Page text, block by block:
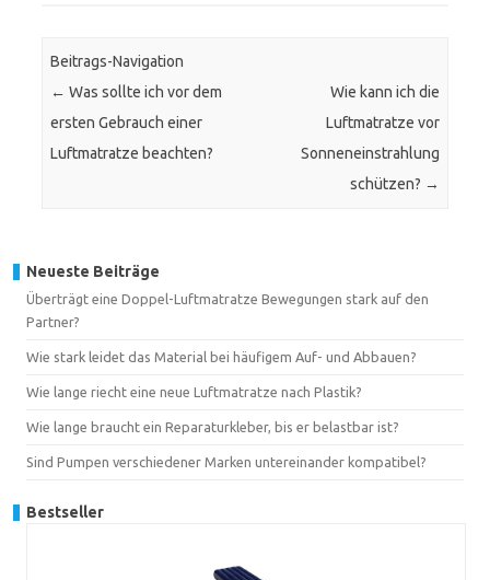
Beitrags-Navigation
← Was sollte ich vor dem
ersten Gebrauch einer
Luftmatratze beachten?
Wie kann ich die
Luftmatratze vor
Sonneneinstrahlung
schützen? →
Neueste Beiträge
Überträgt eine Doppel-Luftmatratze Bewegungen stark auf den
Partner?
Wie stark leidet das Material bei häufigem Auf- und Abbauen?
Wie lange riecht eine neue Luftmatratze nach Plastik?
Wie lange braucht ein Reparaturkleber, bis er belastbar ist?
Sind Pumpen verschiedener Marken untereinander kompatibel?
Bestseller